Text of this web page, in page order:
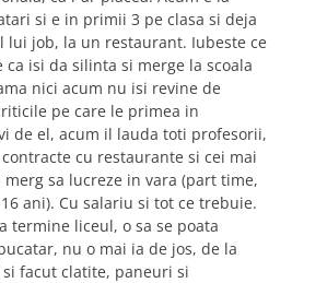
si e in primii 3 pe clasa si deja
lui job, la un restaurant. Iubeste ce
ca isi da silinta si merge la scoala
nici acum nu isi revine de
pe care le primea in
de el, acum il lauda toti profesorii,
cu restaurante si cei mai
sa lucreze in vara (part time,
ani). Cu salariu si tot ce trebuie.
termine liceul, o sa se poata
nu o mai ia de jos, de la
facut clatite, paneuri si